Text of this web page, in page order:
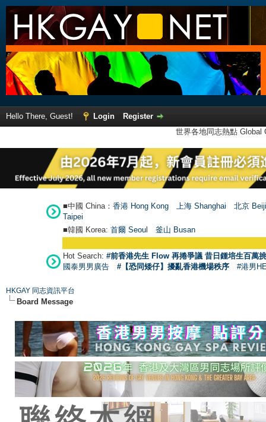
Hello There, Guest! Login
Register
世界各地同志熱點
■中國 China： 香港 Hong Kong 上海 Shanghai
北京
Taipei
■韓國 Korea: 首爾 Seoul 釜山 Busan
Hot Search: #前香港先生 Flow 再捲爭議 昔日鍾培生百萬
國泰男男廣告
#【恐同矮仔】擾亂香港機場秩序 #港男
HKGAY 同志資訊平台
Board Message